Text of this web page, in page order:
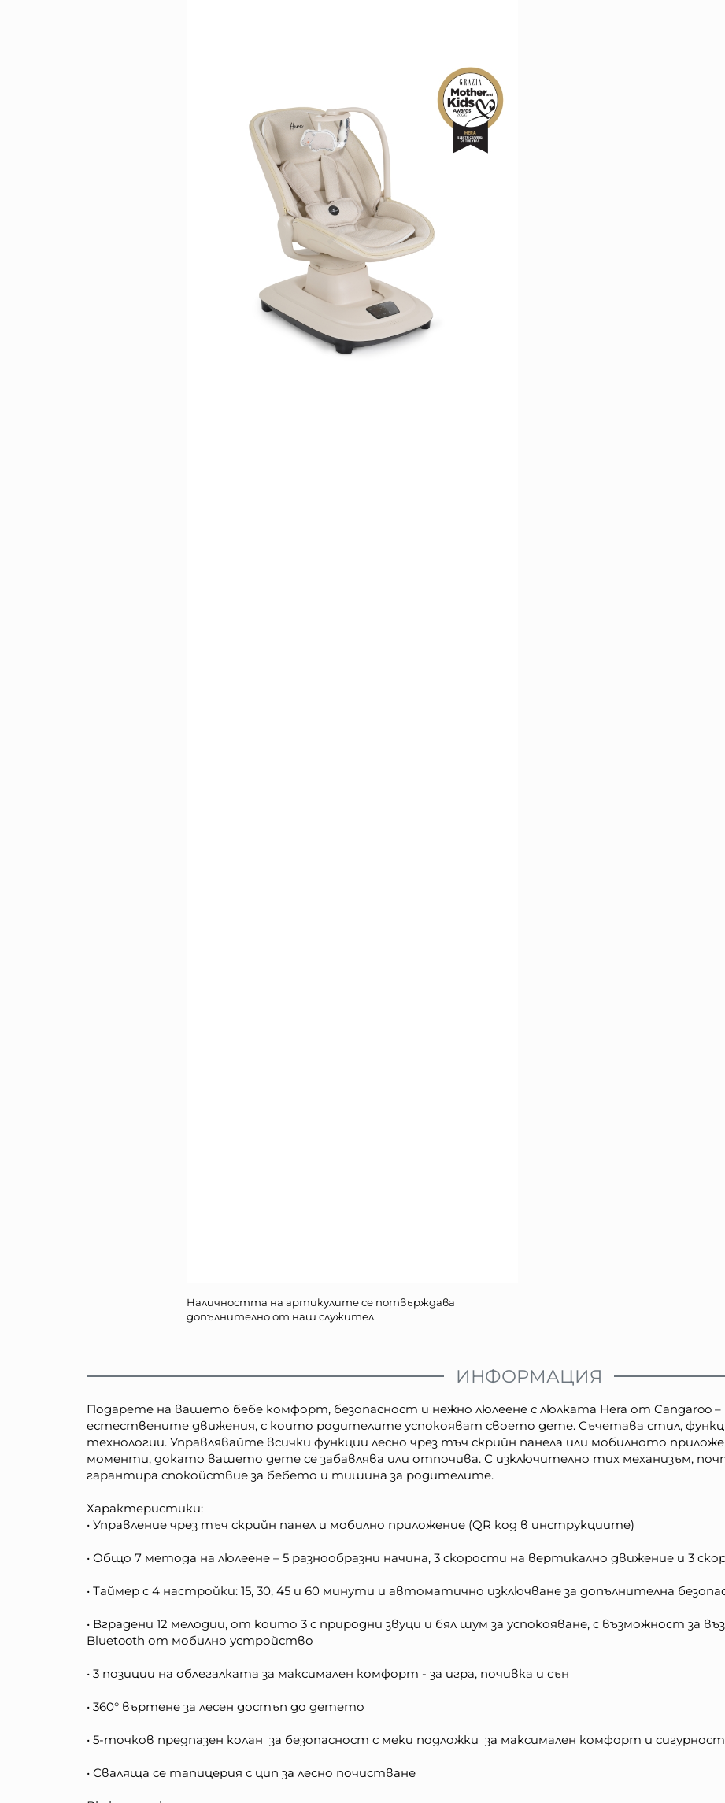
Наличността на артикулите се потвърждава
допълнително от наш служител.
ИНФОРМАЦИЯ
Подарете на вашето бебе комфорт, безопасност и нежно люлеене с люлката Hera от Cangaroo
естествените движения, с които родителите успокояват своето дете. Съчетава стил,
технологии. Управлявайте всички функции лесно чрез тъч скрийн панела или мобилното
моменти, докато вашето дете се забавлява или отпочива. С изключително тих механизъм,
гарантира спокойствие за бебето и тишина за родителите.
Характеристики:
•​ Управление чрез тъч скрийн панел и мобилно приложение (QR код в инструкциите)
• Общо 7 метода на люлеене – 5 разнообразни начина, 3 скорости на вертикално движение и 3
• Таймер с 4 настройки: 15, 30, 45 и 60 минути и автоматично изключване за допълнителна
• Вградени 12 мелодии, от които 3 с природни звуци и бял шум за успокояване, с възможност за
Bluetooth от мобилно устройство
• 3 позиции на облегалката за максимален комфорт - за игра, почивка и сън
• 360° въртене за лесен достъп до детето
• 5-точков предпазен колан за безопасност с меки подложки за максимален комфорт и сигурност
• Сваляща се тапицерия с цип за лесно почистване